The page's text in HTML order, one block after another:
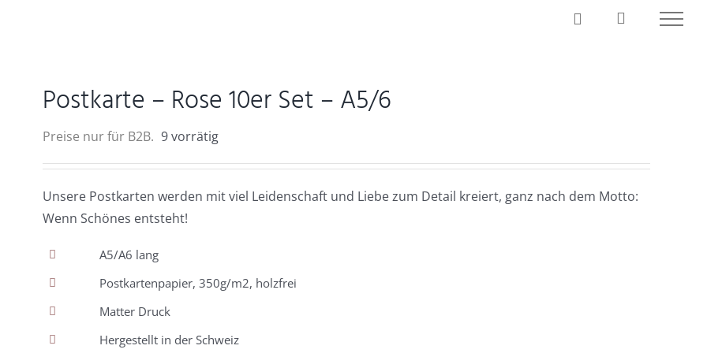
Postkarte – Rose 10er Set – A5/6
Preise nur für B2B. 9 vorrätig
Unsere Postkarten werden mit viel Leidenschaft und Liebe zum Detail kreiert, ganz nach dem Motto:
Wenn Schönes entsteht!
A5/A6 lang
Postkartenpapier, 350g/m2, holzfrei
Matter Druck
Hergestellt in der Schweiz